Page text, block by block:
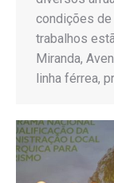
condições
trabalhos
Miranda,
linha férrea,